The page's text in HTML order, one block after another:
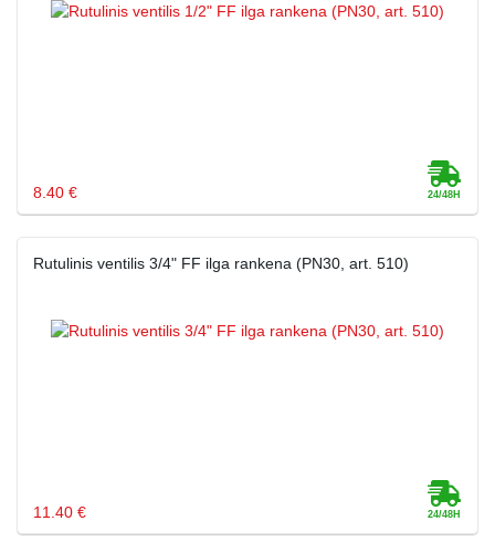
8.40 €
Rutulinis ventilis 3/4" FF ilga rankena (PN30, art. 510)
11.40 €